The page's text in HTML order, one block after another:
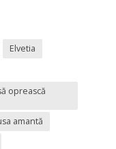
Elvetia
oprească
amantă